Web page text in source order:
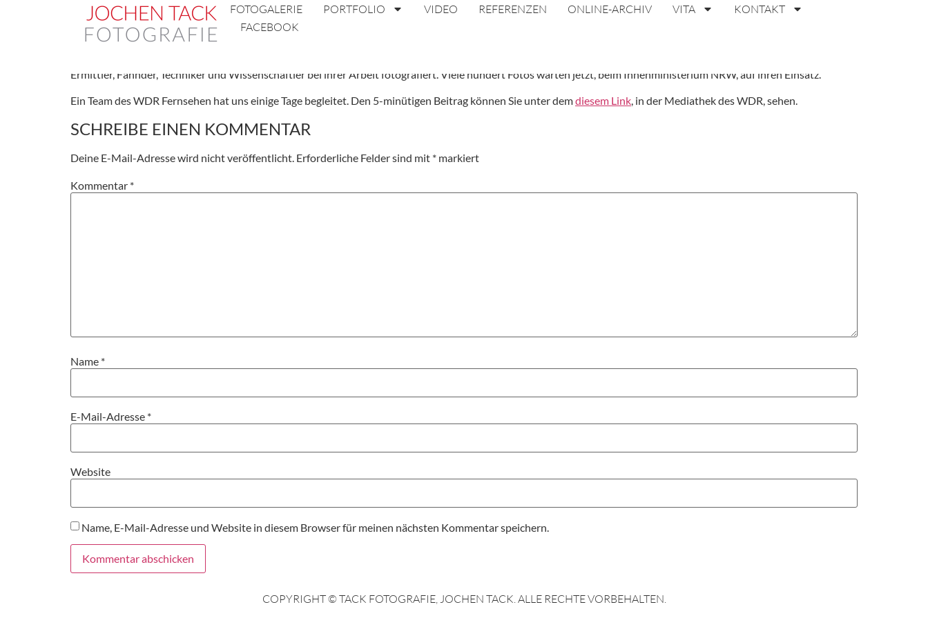
FOTOGALERIE PORTFOLIO VIDEO REFERENZEN ONLINE-ARCHIV VITA
KONTAKT
FACEBOOK
TV Reportage im WDR
Ermittler, Fahnder, Techniker und Wissenschaftler bei ihrer Arbeit fotografiert. Viele hundert Fotos warten jetzt, beim Innenministerium NRW, auf ihren Einsatz.
Ein Team des WDR Fernsehen hat uns einige Tage begleitet. Den 5-minütigen Beitrag können Sie unter demdiesem Link, in der Mediathek des WDR, sehen.
SCHREIBE EINEN KOMMENTAR
Deine E-Mail-Adresse wird nicht veröffentlicht. Erforderliche Felder sind mit * markiert
Kommentar *
Name *
E-Mail-Adresse *
Website
Name, E-Mail-Adresse und Website in diesem Browser für meinen nächsten Kommentar speichern.
COPYRIGHT © TACK FOTOGRAFIE, JOCHEN TACK. ALLE RECHTE VORBEHALTEN.